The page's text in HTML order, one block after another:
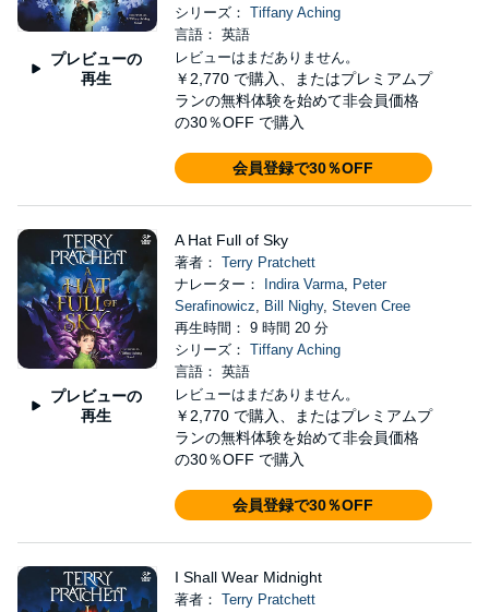
プレビューの
再生
シリーズ： Tiffany Aching
言語： 英語
レビューはまだありません。
￥2,770 で購入、またはプレミアムプ
ランの無料体験を始めて非会員価格
の30％OFF で購入
会員登録で30％OFF
プレビューの
再生
A Hat Full of Sky
著者： Terry Pratchett
ナレーター：
Indira Varma, Peter
Serafinowicz, Bill Nighy, Steven Cree
再生時間： 9 時間 20 分
シリーズ： Tiffany Aching
言語： 英語
レビューはまだありません。
￥2,770 で購入、またはプレミアムプ
ランの無料体験を始めて非会員価格
の30％OFF で購入
会員登録で30％OFF
I Shall Wear Midnight
著者： Terry Pratchett